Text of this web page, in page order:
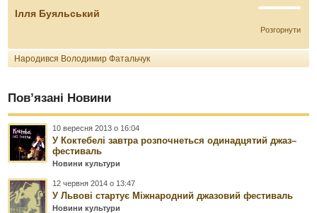
Ілля Буяльський
Розгорнути
Народився Володимир Фатальчук
Пов’язані Новини
10 вересня 2013 о 16:04
У Коктебелі завтра розпочнеться одинадцятий джаз–
фестиваль
Новини культури
12 червня 2014 о 13:47
У Львові стартує Міжнародний джазовий фестиваль
Новини культури